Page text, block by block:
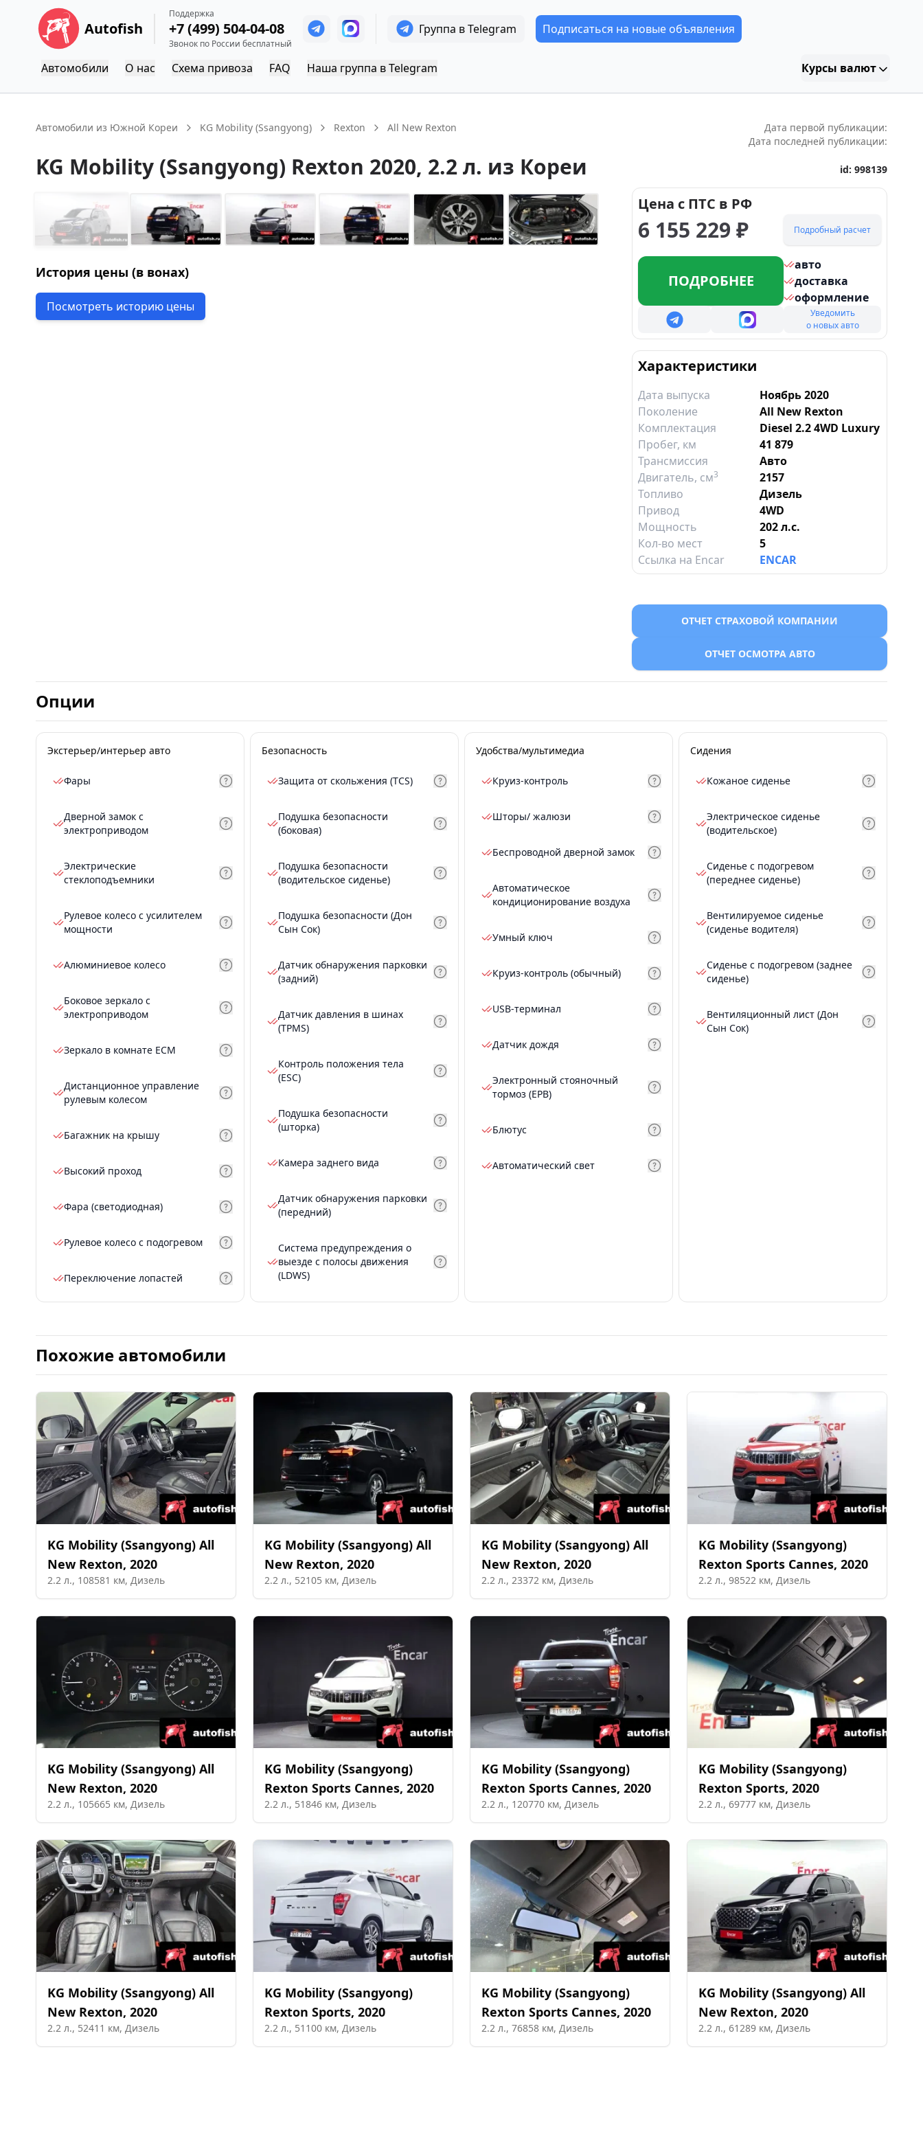
Autofish
Поддержка
+7 (499) 504-04-08
Звонок по России бесплатный
Группа в Telegram Подписаться на новые объявления
Автомобили О нас Схема привоза FAQ Наша группа в Telegram Курсы валют
Автомобили из Южной Кореи KG Mobility (Ssangyong) Rexton All New Rexton
Дата первой публикации:
Дата последней публикации:
KG Mobility (Ssangyong) Rexton 2020, 2.2 л. из Кореи id: 998139
История цены (в вонах)
Посмотреть историю цены
Цена с ПТС в РФ
6 155 229 ₽ Подробный расчет
ПОДРОБНЕЕ
авто
доставка
оформление
Уведомить
о новых авто
Характеристики
Дата выпуска
Ноябрь 2020
Поколение
All New Rexton
Комплектация
Diesel 2.2 4WD Luxury
Пробег, км
41 879
Трансмиссия
Авто
Двигатель, см3
2157
Топливо
Дизель
Привод
4WD
Мощность
202 л.с.
Кол-во мест
5
Ссылка на Encar
ENCAR
ОТЧЕТ СТРАХОВОЙ КОМПАНИИ
ОТЧЕТ ОСМОТРА АВТО
Опции
Экстерьер/интерьер авто
Фары
Дверной замок с
электроприводом
Электрические
стеклоподъемники
Рулевое колесо с усилителем
мощности
Алюминиевое колесо
Боковое зеркало с
электроприводом
Зеркало в комнате ECM
Дистанционное управление
рулевым колесом
Багажник на крышу
Высокий проход
Фара (светодиодная)
Рулевое колесо с подогревом
Переключение лопастей
Безопасность
Защита от скольжения (TCS)
Подушка безопасности
(боковая)
Подушка безопасности
(водительское сиденье)
Подушка безопасности (Дон
Сын Сок)
Датчик обнаружения парковки
(задний)
Датчик давления в шинах
(TPMS)
Контроль положения тела
(ESC)
Подушка безопасности
(шторка)
Камера заднего вида
Датчик обнаружения парковки
(передний)
Система предупреждения о
выезде с полосы движения
(LDWS)
Удобства/мультимедиа
Круиз-контроль
Шторы/ жалюзи
Беспроводной дверной замок
Автоматическое
кондиционирование воздуха
Умный ключ
Круиз-контроль (обычный)
USB-терминал
Датчик дождя
Электронный стояночный
тормоз (EPB)
Блютус
Автоматический свет
Сидения
Кожаное сиденье
Электрическое сиденье
(водительское)
Сиденье с подогревом
(переднее сиденье)
Вентилируемое сиденье
(сиденье водителя)
Сиденье с подогревом (заднее
сиденье)
Вентиляционный лист (Дон
Сын Сок)
Похожие автомобили
KG Mobility (Ssangyong) All
New Rexton, 2020
2.2 л., 108581 км, Дизель
KG Mobility (Ssangyong) All
New Rexton, 2020
2.2 л., 52105 км, Дизель
KG Mobility (Ssangyong) All
New Rexton, 2020
2.2 л., 23372 км, Дизель
KG Mobility (Ssangyong)
Rexton Sports Cannes, 2020
2.2 л., 98522 км, Дизель
KG Mobility (Ssangyong) All
New Rexton, 2020
2.2 л., 105665 км, Дизель
KG Mobility (Ssangyong)
Rexton Sports Cannes, 2020
2.2 л., 51846 км, Дизель
KG Mobility (Ssangyong)
Rexton Sports Cannes, 2020
2.2 л., 120770 км, Дизель
KG Mobility (Ssangyong)
Rexton Sports, 2020
2.2 л., 69777 км, Дизель
KG Mobility (Ssangyong) All
New Rexton, 2020
2.2 л., 52411 км, Дизель
KG Mobility (Ssangyong)
Rexton Sports, 2020
2.2 л., 51100 км, Дизель
KG Mobility (Ssangyong)
Rexton Sports Cannes, 2020
2.2 л., 76858 км, Дизель
KG Mobility (Ssangyong) All
New Rexton, 2020
2.2 л., 61289 км, Дизель